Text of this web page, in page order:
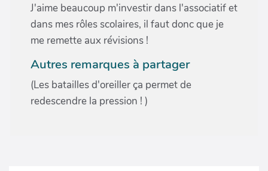
J'aime beaucoup m'investir dans l'associatif et
dans mes rôles scolaires, il faut donc que je
me remette aux révisions !
Autres remarques à partager
(Les batailles d'oreiller ça permet de
redescendre la pression ! )